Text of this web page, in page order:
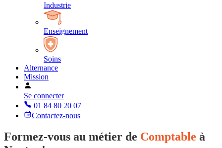
Industrie
Enseignement
Soins
Alternance
Mission
Se connecter
01 84 80 20 07
Contactez-nous
Formez-vous au métier de Comptable à